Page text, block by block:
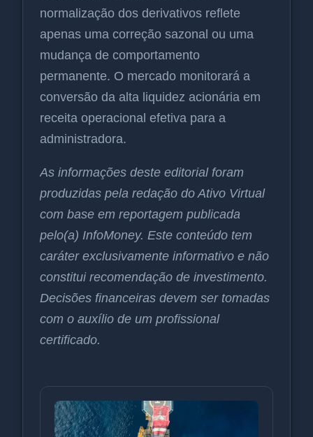
normalização dos derivativos reflete
apenas uma correção sazonal ou uma
mudança de comportamento
permanente. O mercado monitorará a
conversão da alta liquidez acionária em
receita operacional efetiva para a
administradora.
As informações deste editorial foram
produzidas pela redação do Ativo Virtual
com base em reportagem publicada
pelo(a) InfoMoney. Este conteúdo tem
caráter exclusivamente informativo e não
constitui recomendação de investimento.
Decisões financeiras devem ser tomadas
com o auxílio de um profissional
certificado.